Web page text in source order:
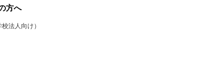
方へ
法人向け）